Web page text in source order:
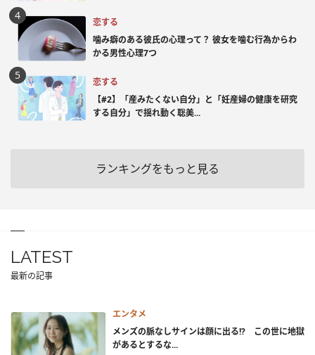
恋する
噛み癖のある彼氏の心理って？ 彼女を噛む行為からわ
かる男性心理7つ
恋する
【#2】「産みたくない自分」と「妊産婦の健康を研究
する自分」で揺れ動く聡美...
ランキングをもっと見る
LATEST
最新の記事
エンタメ
メンズの脈なしサインは顔に出る!? この世に地獄
があるとするな...